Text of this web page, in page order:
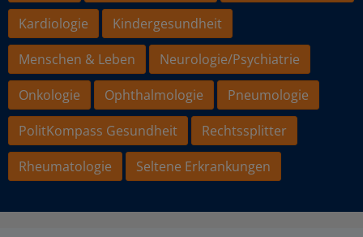
Kardiologie
Kindergesundheit
Menschen & Leben
Neurologie/Psychiatrie
Onkologie
Ophthalmologie
Pneumologie
PolitKompass Gesundheit
Rechtssplitter
Rheumatologie
Seltene Erkrankungen